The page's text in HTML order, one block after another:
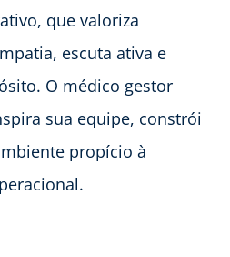
que valoriza
escuta ativa e
O médico gestor
sua equipe, constrói
propício à